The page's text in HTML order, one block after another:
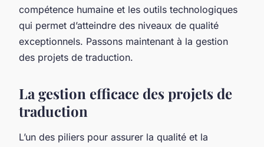
compétence humaine et les outils technologiques
qui permet d’atteindre des niveaux de qualité
exceptionnels. Passons maintenant à la gestion
des projets de traduction.
La gestion efficace des projets de
traduction
L’un des piliers pour assurer la qualité et la